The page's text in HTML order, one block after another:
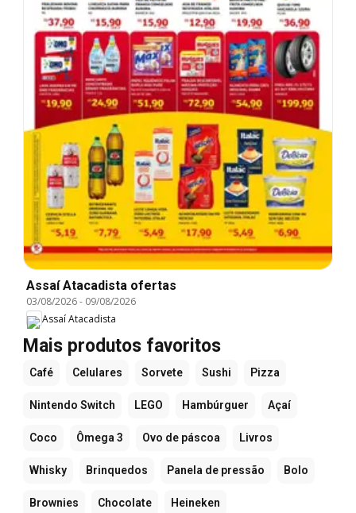
Assaí Atacadista ofertas
03/08/2026- 09/08/2026
Assaí Atacadista
Mais produtos favoritos
Café Celulares Sorvete Sushi Pizza
Nintendo Switch LEGO Hambúrguer Açaí
Coco Ômega 3 Ovo de páscoa Livros
Whisky Brinquedos Panela de pressão Bolo
Brownies Chocolate Heineken